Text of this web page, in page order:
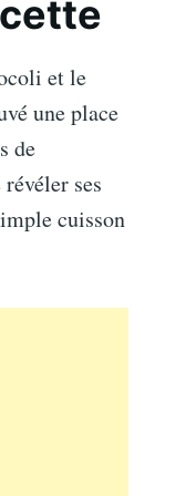
et le
une place
de
ses
cuisson